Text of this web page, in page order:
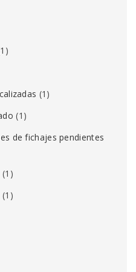
(1)
(1)
de fichajes pendientes
(1)
(1)